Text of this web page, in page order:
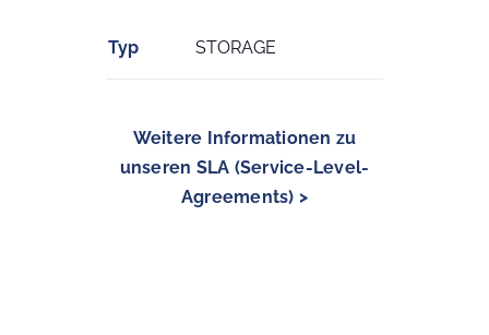
Typ STORAGE
Weitere Informationen zu
unseren SLA (Service-Level-
Agreements) >